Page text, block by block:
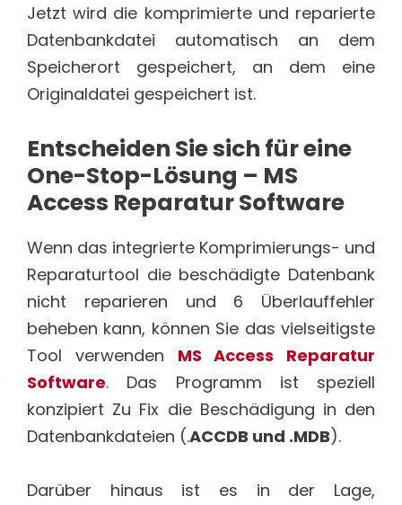
Jetzt wird die komprimierte und reparierte
Datenbankdatei automatisch an dem
Speicherort gespeichert, an dem eine
Originaldatei gespeichert ist.
Entscheiden Sie sich für eine
One-Stop-Lösung – MS
Access Reparatur Software
Wenn das integrierte Komprimierungs- und
Reparaturtool die beschädigte Datenbank
nicht reparieren und 6 Überlauffehler
beheben kann, können Sie das vielseitigste
Tool verwenden MS Access Reparatur
Software. Das Programm ist speziell
konzipiert Zu Fix die Beschädigung in den
Datenbankdateien (.ACCDB und .MDB).
Darüber hinaus ist es in der Lage,